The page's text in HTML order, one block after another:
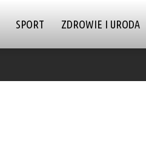
SPORT ZDROWIE I URODA